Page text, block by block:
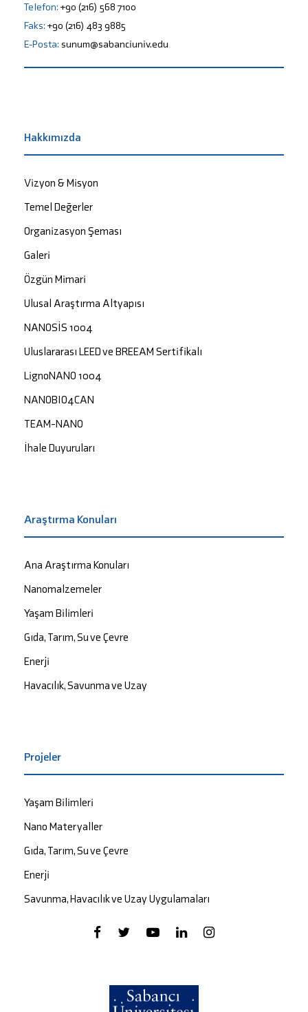
Telefon: +90 (216) 568 7100
Faks: +90 (216) 483 9885
E-Posta: sunum@sabanciuniv.edu
Hakkımızda
Vizyon & Misyon
Temel Değerler
Organizasyon Şeması
Galeri
Özgün Mimari
Ulusal Araştırma Altyapısı
NANOSİS 1004
Uluslararası LEED ve BREEAM Sertifikalı
LignoNANO 1004
NANOBIO4CAN
TEAM-NANO
İhale Duyuruları
Araştırma Konuları
Ana Araştırma Konuları
Nanomalzemeler
Yaşam Bilimleri
Gıda, Tarım, Su ve Çevre
Enerji
Havacılık, Savunma ve Uzay
Projeler
Yaşam Bilimleri
Nano Materyaller
Gıda, Tarım, Su ve Çevre
Enerji
Savunma, Havacılık ve Uzay Uygulamaları